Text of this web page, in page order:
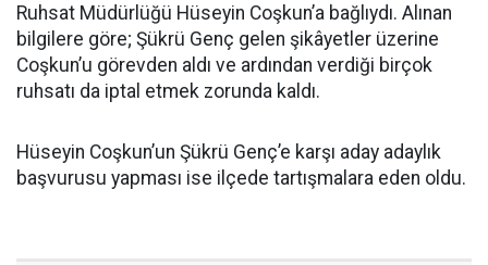
Ruhsat Müdürlüğü Hüseyin Coşkun’a bağlıydı. Alınan
bilgilere göre; Şükrü Genç gelen şikâyetler üzerine
Coşkun’u görevden aldı ve ardından verdiği birçok
ruhsatı da iptal etmek zorunda kaldı.
Hüseyin Coşkun’un Şükrü Genç’e karşı aday adaylık
başvurusu yapması ise ilçede tartışmalara eden oldu.